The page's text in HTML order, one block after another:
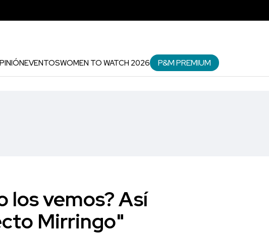
EVENTOSWOMEN TO WATCH 2026 P&M PREMIUM
los vemos? Así
Mirringo"